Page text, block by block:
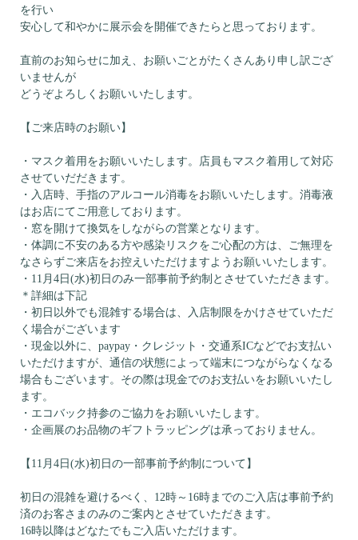
を行い
安心して和やかに展示会を開催できたらと思っております。
直前のお知らせに加え、お願いごとがたくさんあり申し訳ござ
いませんが
どうぞよろしくお願いいたします。
【ご来店時のお願い】
・マスク着用をお願いいたします。店員もマスク着用して対応
させていだだきます。
・入店時、手指のアルコール消毒をお願いいたします。消毒液
はお店にてご用意しております。
・窓を開けて換気をしながらの営業となります。
・体調に不安のある方や感染リスクをご心配の方は、ご無理を
なさらずご来店をお控えいただけますようお願いいたします。
・11月4日(水)初日のみ一部事前予約制とさせていただきます。
＊詳細は下記
・初日以外でも混雑する場合は、入店制限をかけさせていただ
く場合がございます
・現金以外に、paypay・クレジット・交通系ICなどでお支払い
いただけますが、通信の状態によって端末につながらなくなる
場合もございます。その際は現金でのお支払いをお願いいたし
ます。
・エコバック持参のご協力をお願いいたします。
・企画展のお品物のギフトラッピングは承っておりません。
【11月4日(水)初日の一部事前予約制について】
初日の混雑を避けるべく、12時～16時までのご入店は事前予約
済のお客さまのみのご案内とさせていただきます。
16時以降はどなたでもご入店いただけます。